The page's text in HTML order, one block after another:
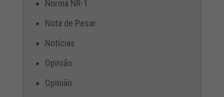
Norma NR-1
Nota de Pesar
Notícias
Opinião
Opinião